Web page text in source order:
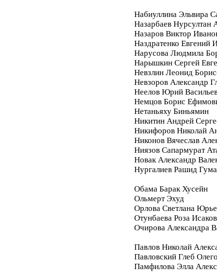
Набиуллина Эльвира
Назарбаев Нурсултан
Назаров Виктор
Наздратенко Евгений
Нарусова Людмила
Нарышкин Сергей
Невзлин Леонид
Невзоров Александр
Неелов Юрий
Немцов Борис
Нетаньяху Биньямин
Никитин Андрей
Никифоров Николай
Никонов Вячеслав
Ниязов Сапармурат
Новак Александр
Нургалиев Рашид
Обама Барак Хусейн
Ольмерт Эхуд
Орлова Светлана
Отунбаева Роза
Очирова Александра
Павлов Николай
Павловский Глеб
Памфилова Элла